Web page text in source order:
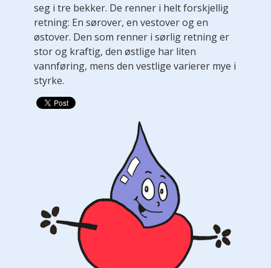
seg i tre bekker. De renner i helt forskjellig
retning: En sørover, en vestover og en
østover. Den som renner i sørlig retning er
stor og kraftig, den østlige har liten
vannføring, mens den vestlige varierer mye i
styrke.